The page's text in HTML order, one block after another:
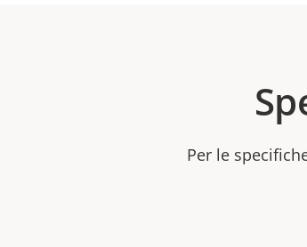
Per le